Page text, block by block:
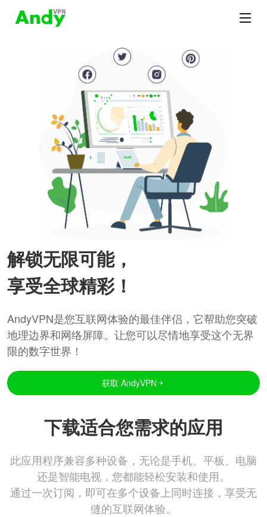
解锁无限可能，
享受全球精彩！
AndyVPN是您互联网体验的最佳伴侣，它帮助您突破
地理边界和网络屏障。让您可以尽情地享受这个无界
限的数字世界！
获取 AndyVPN
下载适合您需求的应用
此应用程序兼容多种设备，无论是手机、平板、电脑
还是智能电视，您都能轻松安装和使用。
通过一次订阅，即可在多个设备上同时连接，享受无
缝的互联网体验。